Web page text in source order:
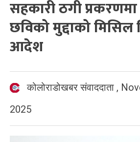
सहकारी ठगी प्रकरणमा
छविको मुद्दाको
आदेश
कोलोराडोखबर संवाददाता ,
2025